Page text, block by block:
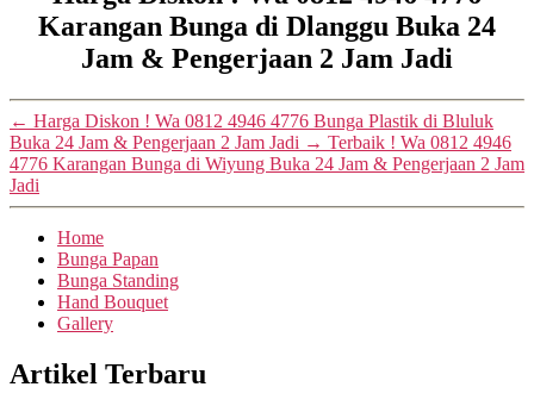
Karangan Bunga di Dlanggu Buka 24
Jam & Pengerjaan 2 Jam Jadi
← Harga Diskon ! Wa 0812 4946 4776 Bunga Plastik di Bluluk
Buka 24 Jam & Pengerjaan 2 Jam Jadi → Terbaik ! Wa 0812 4946
4776 Karangan Bunga di Wiyung Buka 24 Jam & Pengerjaan 2 Jam
Jadi
Home
Bunga Papan
Bunga Standing
Hand Bouquet
Gallery
Artikel Terbaru